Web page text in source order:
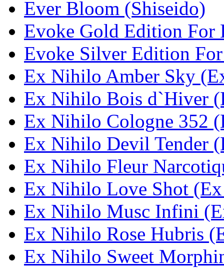
Ever Bloom (Shiseido)
Evoke Gold Edition For
Evoke Silver Edition
Ex Nihilo Amber Sky
Ex Nihilo Bois d`Hiver
Ex Nihilo Cologne 352
Ex Nihilo Devil Tender
Ex Nihilo Fleur
Ex Nihilo Love Shot
Ex Nihilo Musc Infini
Ex Nihilo Rose Hubris
Ex Nihilo Sweet